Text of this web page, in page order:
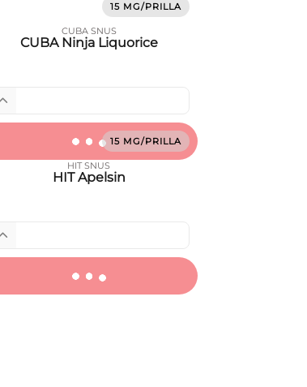
15 MG/PRILLA
CUBA SNUS
CUBA Ninja Liquorice
15 MG/PRILLA
HIT SNUS
HIT Apelsin